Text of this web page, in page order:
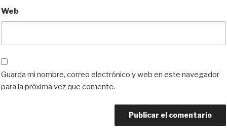
Web
Guarda mi nombre, correo electrónico y web en este navegador
para la próxima vez que comente.